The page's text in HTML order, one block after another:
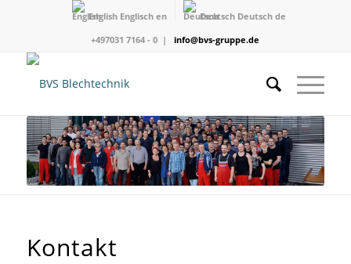
English Englisch en Deutsch Deutsch de
+497031 7164 - 0 |
info@bvs-gruppe.de
Kontakt